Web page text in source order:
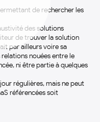
de rechercher les
des solutions
de trouver la solution
par ailleurs voire sa
nouées entre le
ni être partie à quelques
régulières, mais ne peut
référencées soit